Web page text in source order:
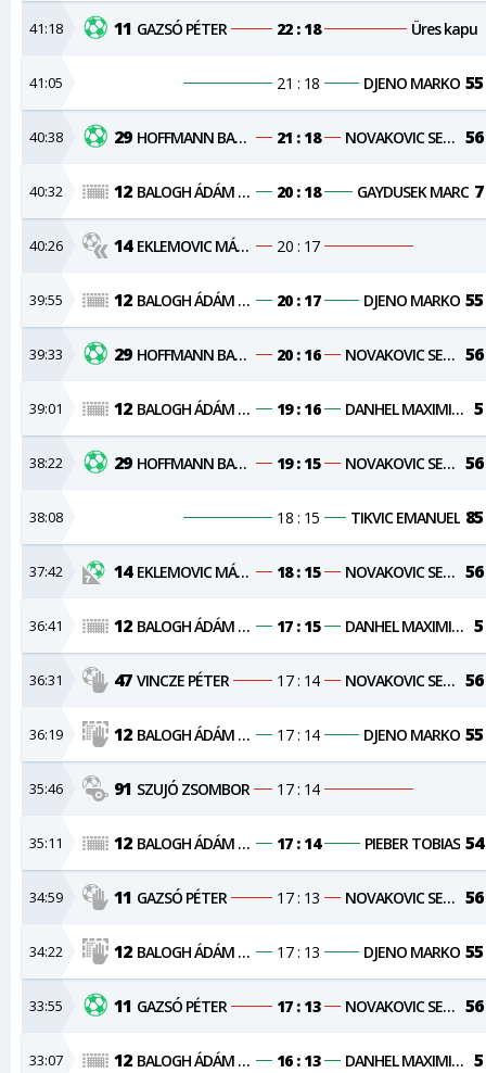
33:07 12 BALOGH ÁDÁM KRISTÓF 16 : 13 DANHEL MAXIMILIAN 5
33:55 11 GAZSÓ PÉTER 17 : 13 NOVAKOVIC SERGEJ 56
34:22 12 BALOGH ÁDÁM KRISTÓF 17 : 13 DJENO MARKO 55
34:59 11 GAZSÓ PÉTER 17 : 13 NOVAKOVIC SERGEJ 56
35:11 12 BALOGH ÁDÁM KRISTÓF 17 : 14 PIEBER TOBIAS 54
35:46 91 SZUJÓ ZSOMBOR 17 : 14
36:19 12 BALOGH ÁDÁM KRISTÓF 17 : 14 DJENO MARKO 55
36:31 47 VINCZE PÉTER 17 : 14 NOVAKOVIC SERGEJ 56
36:41 12 BALOGH ÁDÁM KRISTÓF 17 : 15 DANHEL MAXIMILIAN 5
37:42 14 EKLEMOVIC MÁRKÓ 18 : 15 NOVAKOVIC SERGEJ 56
38:08 18 : 15 TIKVIC EMANUEL 85
38:22 29 HOFFMANN BALÁZS 19 : 15 NOVAKOVIC SERGEJ 56
39:01 12 BALOGH ÁDÁM KRISTÓF 19 : 16 DANHEL MAXIMILIAN 5
39:33 29 HOFFMANN BALÁZS 20 : 16 NOVAKOVIC SERGEJ 56
39:55 12 BALOGH ÁDÁM KRISTÓF 20 : 17 DJENO MARKO 55
40:26 14 EKLEMOVIC MÁRKÓ 20 : 17
40:32 12 BALOGH ÁDÁM KRISTÓF 20 : 18 GAYDUSEK MARC 7
40:38 29 HOFFMANN BALÁZS 21 : 18 NOVAKOVIC SERGEJ 56
41:05 21 : 18 DJENO MARKO 55
41:18 11 GAZSÓ PÉTER 22 : 18 Üres kapu